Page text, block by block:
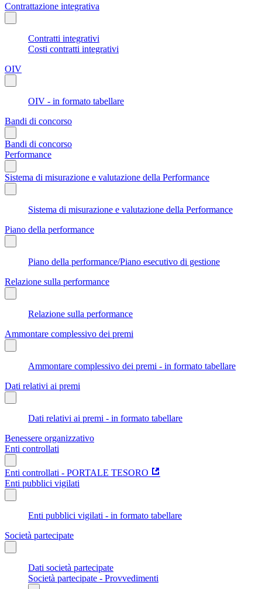
Contrattazione integrativa
Contratti integrativi
Costi contratti integrativi
OIV
OIV - in formato tabellare
Bandi di concorso
Bandi di concorso
Performance
Sistema di misurazione e valutazione della Performance
Sistema di misurazione e valutazione della Performance
Piano della performance
Piano della performance/Piano esecutivo di gestione
Relazione sulla performance
Relazione sulla performance
Ammontare complessivo dei premi
Ammontare complessivo dei premi - in formato tabellare
Dati relativi ai premi
Dati relativi ai premi - in formato tabellare
Benessere organizzativo
Enti controllati
Enti controllati - PORTALE TESORO
Enti pubblici vigilati
Enti pubblici vigilati - in formato tabellare
Società partecipate
Dati società partecipate
Società partecipate - Provvedimenti